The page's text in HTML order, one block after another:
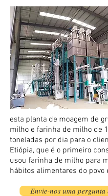
esta planta de moagem de
milho e farinha de milho de
toneladas por dia para o
Etiópia, que é o primeiro
usou farinha de milho para
hábitos alimentares do povo
Envie-nos uma pergunta